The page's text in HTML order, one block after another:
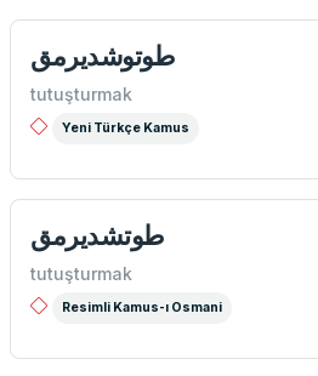
طوتوشدیرمق
tutuşturmak
Yeni Türkçe Kamus
طوتشديرمق
tutuşturmak
Resimli Kamus-ı Osmani